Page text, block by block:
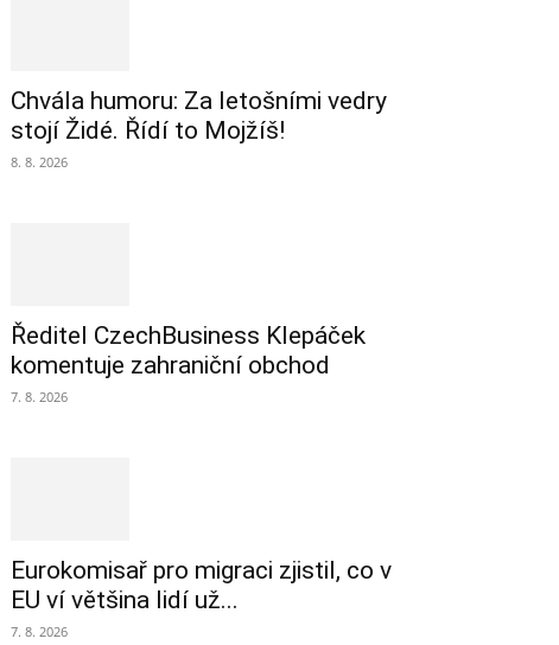
Chvála humoru: Za letošními vedry
stojí Židé. Řídí to Mojžíš!
8. 8. 2026
Ředitel CzechBusiness Klepáček
komentuje zahraniční obchod
7. 8. 2026
Eurokomisař pro migraci zjistil, co v
EU ví většina lidí už...
7. 8. 2026